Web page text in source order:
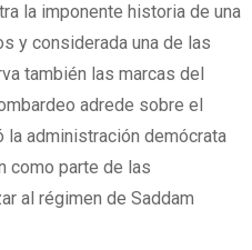
la imponente historia de una
y considerada una de las
también las marcas del
adrede sobre el
administración demócrata
como parte de las
al régimen de Saddam